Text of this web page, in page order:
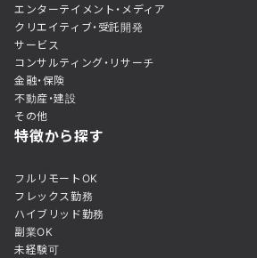
エンターテイメント・メディア
クリエイティブ・受託開発
サービス
コンサルティング・リサーチ
金融・保険
不動産・建設
その他
特徴から探す
フルリモートOK
フレックス勤務
ハイブリッド勤務
副業OK
未経験可